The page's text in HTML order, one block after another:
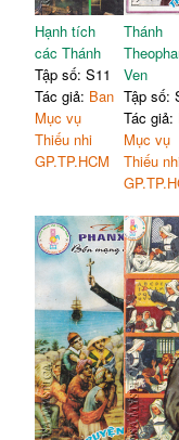
Hạnh tích
các Thánh
Tập số: S11
Tác giả: Ban
Mục vụ
Thiếu nhi
GP.TP.HCM
Thánh
Ven
Tập số:
Tác giả:
Mục vụ
Thiếu